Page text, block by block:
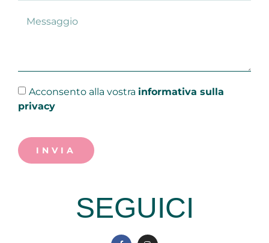
Acconsento alla vostra informativa sulla
privacy
INVIA
SEGUICI